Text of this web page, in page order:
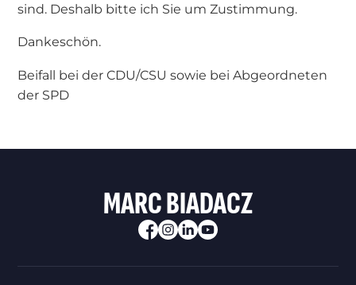
sind. Deshalb bitte ich Sie um Zustimmung.
Dankeschön.
Beifall bei der CDU/CSU sowie bei Abgeordneten
der SPD
MARC BIADACZ